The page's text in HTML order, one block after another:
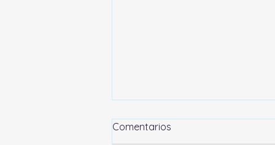
Atributos de Marca
Comentarios